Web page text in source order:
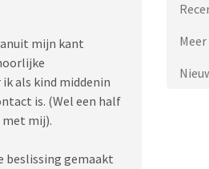
mijn kant
als kind middenin
is. (Wel een half
met mij).
beslissing gemaakt